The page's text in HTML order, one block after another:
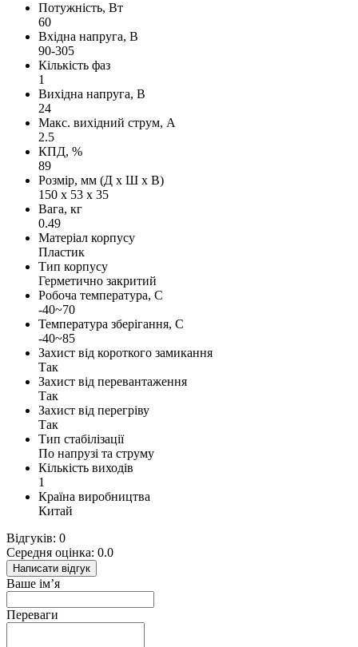
Потужність, Вт
60
Вхідна напруга, В
90-305
Кількість фаз
1
Вихідна напруга, В
24
Макс. вихідний струм, А
2.5
КПД, %
89
Розмір, мм (Д х Ш х В)
150 х 53 х 35
Вага, кг
0.49
Матеріал корпусу
Пластик
Тип корпусу
Герметично закритий
Робоча температура, С
-40~70
Температура зберігання, С
-40~85
Захист від короткого замикання
Так
Захист від перевантаження
Так
Захист від перегріву
Так
Тип стабілізації
По напрузі та струму
Кількість виходів
1
Країна виробництва
Китай
Відгуків: 0
Середня оцінка: 0.0
Написати відгук
Ваше ім’я
Переваги